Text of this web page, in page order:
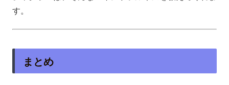
す。
まとめ